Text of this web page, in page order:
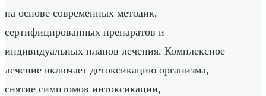
на основе современных методик,
сертифицированных препаратов и
индивидуальных планов лечения. Комплексное
лечение включает детоксикацию организма,
снятие симптомов интоксикации,